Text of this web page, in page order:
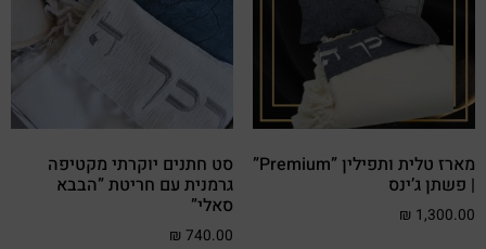
מארז טלית ותפילין ”Premium”
| פשתן ג’ינס
₪ 1,300.00
סט חתנים יוקרתי מקטיפה
גרמנית עם חריטת ”הבבא
סאלי”
₪ 740.00